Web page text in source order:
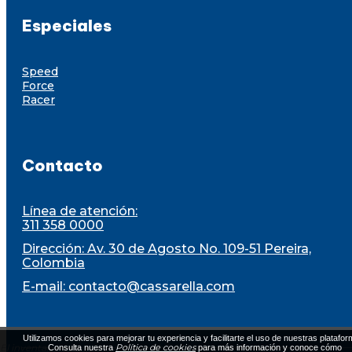
El inventario está sujeto a disponibilidad al momento de la compra
Especiales
Speed
Force
Racer
Contacto
Línea de atención:
311 358 0000
Dirección: Av. 30 de Agosto No. 109-51 Pereira,
Colombia
E-mail: contacto@cassarella.com
Utilizamos cookies para mejorar tu experiencia y facilitarte el uso de nuestras
Consulta nuestra Política de cookiespara más información y conoce cómo